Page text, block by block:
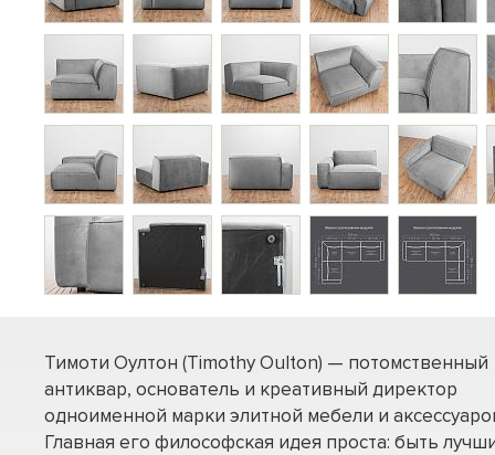
Тимоти Оултон (Timothy Oulton) — потомственный
антиквар, основатель и креативный директор
одноименной марки элитной мебели и
Главная его философская идея проста: быть